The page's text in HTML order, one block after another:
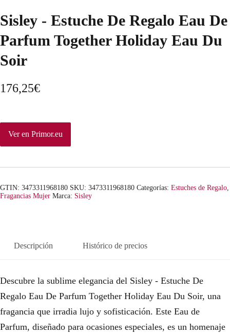
Sisley - Estuche De Regalo Eau De
Parfum Together Holiday Eau Du
Soir
176,25€
Ver en Primor.eu
GTIN: 3473311968180 SKU: 3473311968180 Categorías: Estuches de Regalo
Fragancias Mujer Marca: Sisley
Descripción Histórico de precios
Descubre la sublime elegancia del Sisley - Estuche De
Regalo Eau De Parfum Together Holiday Eau Du Soir, una
fragancia que irradia lujo y sofisticación. Este Eau de
Parfum, diseñado para ocasiones especiales, es un homenaje